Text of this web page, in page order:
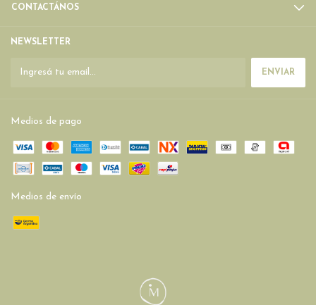
CONTACTÁNOS
NEWSLETTER
Medios de pago
Medios de envío